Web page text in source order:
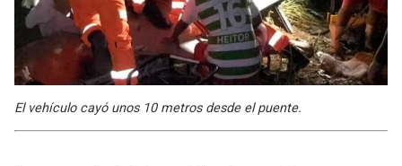
El vehículo cayó unos 10 metros desde el puente.